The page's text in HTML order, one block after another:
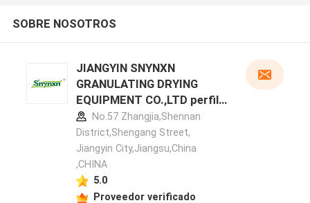
SOBRE NOSOTROS
JIANGYIN SNYNXN
GRANULATING DRYING
EQUIPMENT CO.,LTD perfil
del fabricante
No.57 Zhangjia,Shennan
District,Shengang Street,
Jiangyin City,Jiangsu,China
,CHINA
5.0
Proveedor verificado